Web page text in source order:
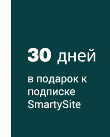
Маркетинг «под ключ»
Разработка сайтов
Разработка чат-ботов
Решения
Система продаж для